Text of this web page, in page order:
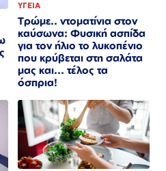
ΥΓΕΙΑ
Τρώμε.. ντοματίνια στον
καύσωνα: Φυσική ασπίδα
για τον ήλιο το λυκοπένιο
που κρύβεται στη σαλάτα
μας και... τέλος τα
όσπρια!